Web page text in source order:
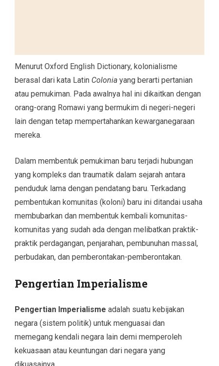
Menurut Oxford English Dictionary, kolonialisme
berasal dari kata Latin Colonia yang berarti pertanian
atau pemukiman. Pada awalnya hal ini dikaitkan dengan
orang-orang Romawi yang bermukim di negeri-negeri
lain dengan tetap mempertahankan kewarganegaraan
mereka.
Dalam membentuk pemukiman baru terjadi hubungan
yang kompleks dan traumatik dalam sejarah antara
penduduk lama dengan pendatang baru. Terkadang
pembentukan komunitas (koloni) baru ini ditandai usaha
membubarkan dan membentuk kembali komunitas-
komunitas yang sudah ada dengan melibatkan praktik-
praktik perdagangan, penjarahan, pembunuhan massal,
perbudakan, dan pemberontakan-pemberontakan.
Pengertian Imperialisme
Pengertian Imperialisme adalah suatu kebijakan
negara (sistem politik) untuk menguasai dan
memegang kendali negara lain demi memperoleh
kekuasaan atau keuntungan dari negara yang
dikuasainya.